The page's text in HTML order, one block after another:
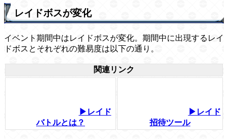
レイドボスが変化
イベント期間中はレイドボスが変化。期間中に出現するレイ
ドボスとそれぞれの難易度は以下の通り。
関連リンク
▶レイド
バトルとは？
▶レイド
招待ツール